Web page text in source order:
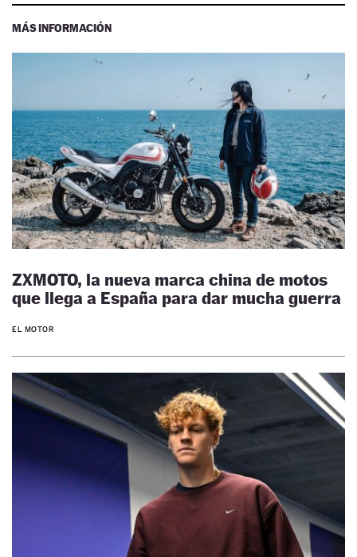
MÁS INFORMACIÓN
ZXMOTO, la nueva marca china de motos
que llega a España para dar mucha guerra
EL MOTOR